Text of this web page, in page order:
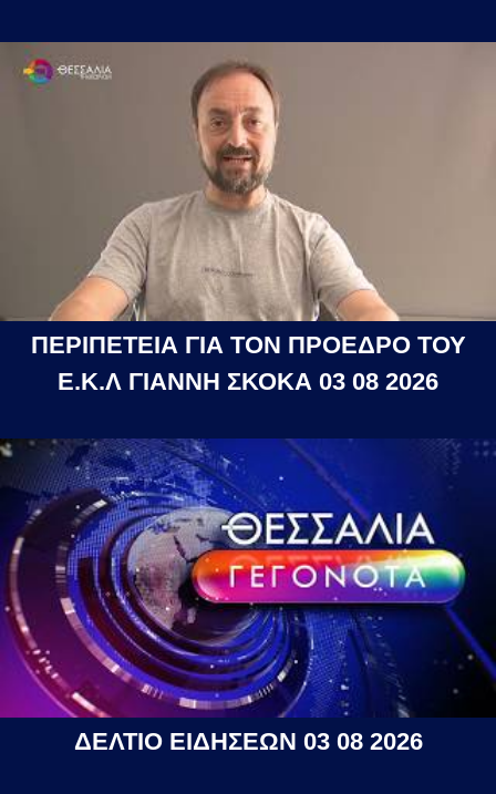
ΠΕΡΙΠΕΤΕΙΑ ΓΙΑ ΤΟΝ ΠΡΟΕΔΡΟ ΤΟΥ
Ε.Κ.Λ ΓΙΑΝΝΗ ΣΚΟΚΑ 03 08 2026
ΔΕΛΤΙΟ ΕΙΔΗΣΕΩΝ 03 08 2026